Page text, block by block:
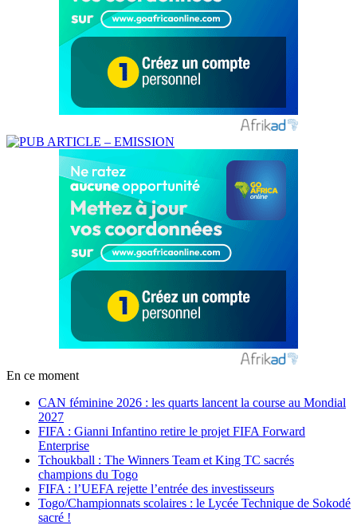
En ce moment
CAN féminine 2026 : les quarts lancent la course au Mondial
2027
FIFA : Gianni Infantino retire le projet FIFA Forward
Enterprise
Tchoukball : The Winners Team et King TC sacrés
champions du Togo
FIFA : l’UEFA rejette l’entrée des investisseurs
Togo/Championnats scolaires : le Lycée Technique de Sokodé
sacré !